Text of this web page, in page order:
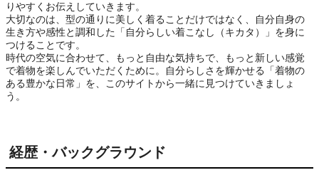
りやすくお伝えしていきます。
大切なのは、型の通りに美しく着ることだけではなく、自分自身の
生き方や感性と調和した「自分らしい着こなし（キカタ）」を身に
つけることです。
時代の空気に合わせて、もっと自由な気持ちで、もっと新しい感覚
で着物を楽しんでいただくために。自分らしさを輝かせる「着物の
ある豊かな日常」を、このサイトから一緒に見つけていきましょ
う。
経歴・バックグラウンド